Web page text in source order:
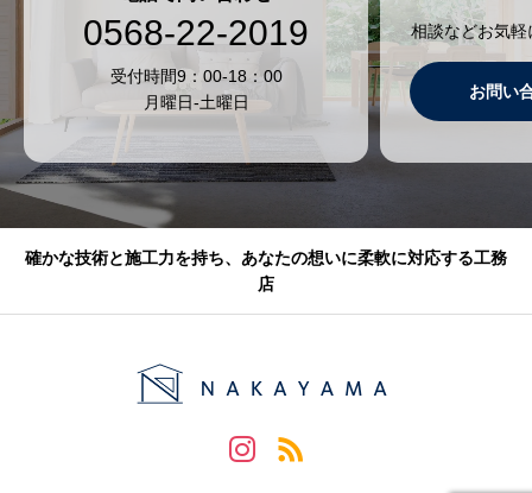
0568-22-2019
受付時間9：00-18：00
月曜日-土曜日
相談などお気
お問い
確かな技術と施工力を持ち、あなたの想いに柔軟に対応する工務
店